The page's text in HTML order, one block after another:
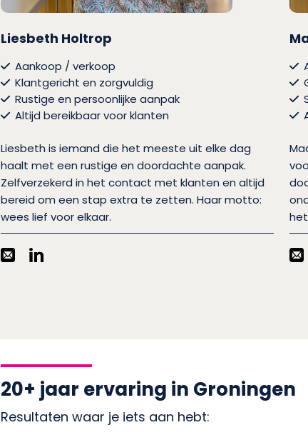
Liesbeth Holtrop
Aankoop / verkoop
Klantgericht en zorgvuldig
Rustige en persoonlijke aanpak
Altijd bereikbaar voor klanten
Liesbeth is iemand die het meeste uit elke dag
haalt met een rustige en doordachte aanpak.
Zelfverzekerd in het contact met klanten en altijd
bereid om een stap extra te zetten. Haar motto:
wees lief voor elkaar.
20+ jaar ervaring in Groningen
Resultaten waar je iets aan hebt: